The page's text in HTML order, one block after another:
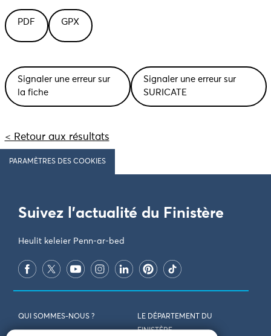
PDF GPX
Signaler une erreur sur
la fiche
Signaler une erreur sur
SURICATE
< Retour aux résultats
PARAMÈTRES DES COOKIES
Suivez l'actualité du Finistère
Heulit keleier Penn-ar-bed
QUI SOMMES-NOUS ?
LE DÉPARTEMENT DU
FINISTÈRE